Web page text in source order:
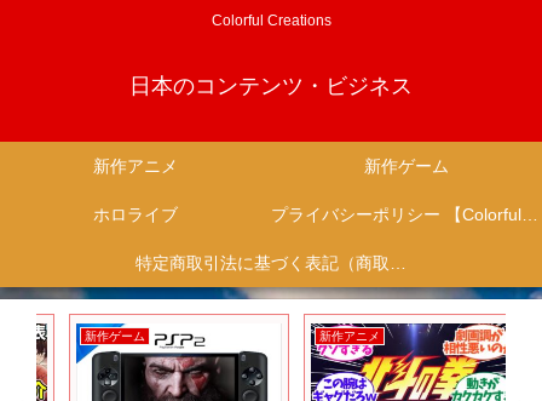
Colorful Creations
日本のコンテンツ・ビジネス
新作アニメ 新作ゲーム
ホロライブ プライバシーポリシー 【Colorful Creation】
特定商取引法に基づく表記（商取引に関する開示）
新作ゲーム 新作アニメ